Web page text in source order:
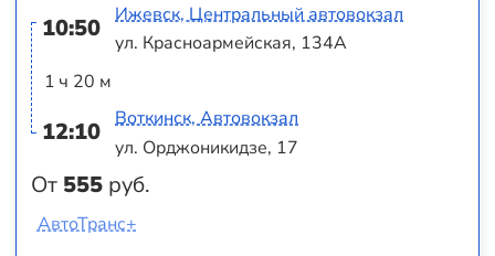
10:50
1 ч 20 м
12:10
От 555 руб.
Ижевск, Центральный автовокзал
ул. Красноармейская, 134А
Воткинск, Автовокзал
ул. Орджоникидзе, 17
АвтоТранс+